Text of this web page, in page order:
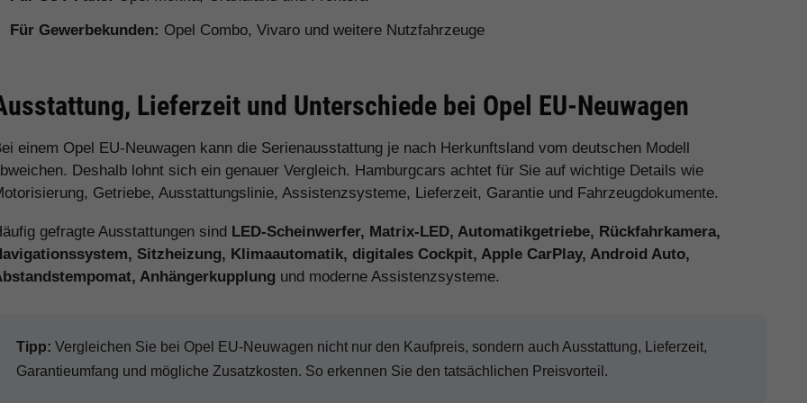
Für Gewerbekunden: Opel Combo, Vivaro und weitere Nutzfahrzeuge
Lieferzeit und Unterschiede bei Opel EU-Neuwagen
einem Opel EU-Neuwagen kann die Serienausstattung je nach Herkunftsland vom deutschen Modell
Deshalb lohnt sich ein genauer Vergleich. Hamburgcars achtet für Sie auf wichtige Details wie
Getriebe, Ausstattungslinie, Assistenzsysteme, Lieferzeit, Garantie und Fahrzeugdokumente.
gefragte Ausstattungen sind LED-Scheinwerfer, Matrix-LED, Automatikgetriebe, Rückfahrkamera,
Sitzheizung, Klimaautomatik, digitales Cockpit, Apple CarPlay, Android Auto,
Anhängerkupplung und moderne Assistenzsysteme.
Tipp: Vergleichen Sie bei Opel EU-Neuwagen nicht nur den Kaufpreis, sondern auch Ausstattung, Lieferzeit,
Garantieumfang und mögliche Zusatzkosten. So erkennen Sie den tatsächlichen Preisvorteil.